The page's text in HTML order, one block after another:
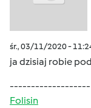
śr., 03/11/2020 -
ja dzisiaj robie
-------------------
Folisin